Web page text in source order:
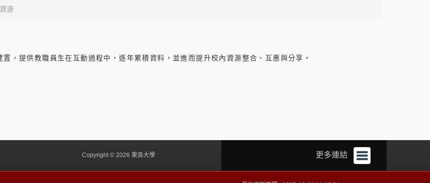
源
置，提供教職員生在互動過程中，逐年累積資料，並進而提升校內資源整合、互惠與分享。
更多連結
Copyright © 2026 東吳大學